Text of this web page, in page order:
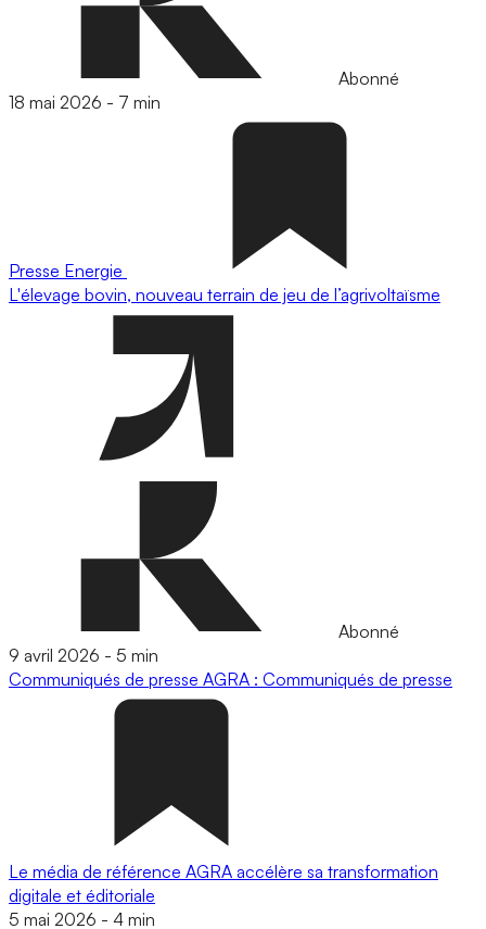
Abonné
18 mai 2026 - 7 min
Presse Energie
L'élevage bovin, nouveau terrain de jeu de l’agrivoltaïsme
Abonné
9 avril 2026 - 5 min
Communiqués de presse AGRA : Communiqués de presse
Le média de référence AGRA accélère sa transformation
digitale et éditoriale
5 mai 2026 - 4 min